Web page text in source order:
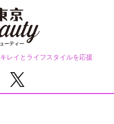
レイとライフスタイルを応援